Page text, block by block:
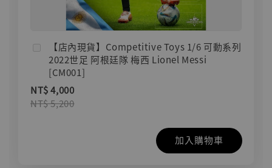
【店內現貨】Competitive Toys 1/6 可動系列
2022世足 阿根廷隊 梅西 Lionel Messi
[CM001]
NT$ 4,000
NT$ 5,200
加入購物車